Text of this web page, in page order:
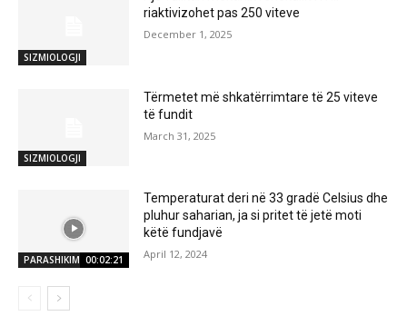
SIZMIOLOGJI
riaktivizohet pas 250 viteve
December 1, 2025
SIZMIOLOGJI
Tërmetet më shkatërrimtare të 25 viteve
të fundit
March 31, 2025
PARASHIKIMI MOTIT
00:02:21
Temperaturat deri në 33 gradë Celsius dhe
pluhur saharian, ja si pritet të jetë moti
këtë fundjavë
April 12, 2024